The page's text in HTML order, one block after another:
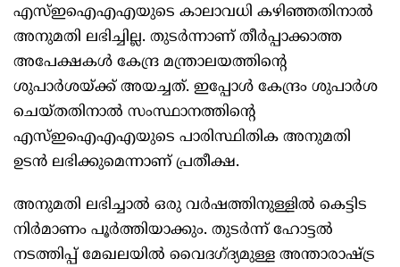
എസ്‌ഇഐഎഎയുടെ കാലാവധി കഴിഞ്ഞതിനാല്‍
അനുമതി ലഭിച്ചില്ല. തുടർന്നാണ് തീർപ്പാക്കാത്ത
അപേക്ഷകള്‍ കേന്ദ്ര മന്ത്രാലയത്തിന്റെ
ശുപാർശയ്ക്ക് അയച്ചത്. ഇപ്പോള്‍ കേന്ദ്രം ശുപാർശ
ചെയ്തതിനാല്‍ സംസ്ഥാനത്തിന്റെ
എസ്‌ഇഐഎഎയുടെ പാരിസ്ഥിതിക അനുമതി
ഉടൻ ലഭിക്കുമെന്നാണ് പ്രതീക്ഷ.
അനുമതി ലഭിച്ചാല്‍ ഒരു വർഷത്തിനുള്ളില്‍ കെട്ടിട
നിർമാണം പൂർത്തിയാക്കും. തുടർന്ന് ഹോട്ടല്‍
നടത്തിപ്പ് മേഖലയില്‍ വൈദഗ്ദ്യമുള്ള അന്താരാഷ്ട്ര